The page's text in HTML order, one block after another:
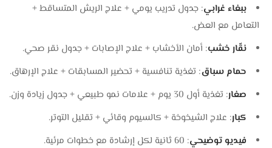
ببغاء غرابي: جدول تدريب يومي + علاج الريش المتساقط +
التعامل مع العض.
نقّار خشب: أمان الأخشاب + علاج الإصابات + جدول نقر صحي.
حمام سباق: تغذية تنافسية + تحضير المسابقات + علاج الإرهاق.
صغار: تغذية أول 30 يوم + علامات نمو طبيعي + جدول زيادة وزن.
كبار: علاج الشيخوخة + كالسيوم وقائي + تقليل التوتر.
فيديو توضيحي: 60 ثانية لكل إرشادة مع خطوات مرئية.